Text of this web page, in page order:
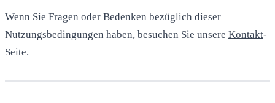
Wenn Sie Fragen oder Bedenken bezüglich dieser
Nutzungsbedingungen haben, besuchen Sie unsere Kontakt-
Seite.